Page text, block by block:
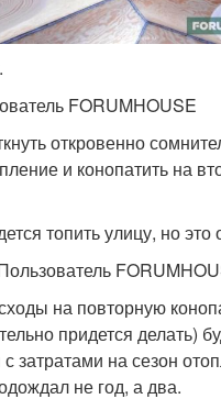
FORUMHOUSE
откровенно
и конопатить на
топить улицу, но это
на повторную
придется делать)
затратами на сезон
не год, а два.